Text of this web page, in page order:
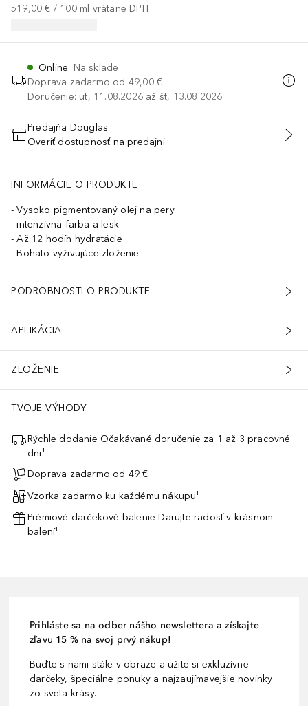
519,00 € / 100 ml vrátane DPH
Online: Na sklade
Doprava zadarmo od 49,00 €
Doručenie: ut, 11.08.2026 až št, 13.08.2026
PRIDAŤ DO KOŠÍKA
Predajňa Douglas
Overiť dostupnosť na predajni
INFORMÁCIE O PRODUKTE
Vysoko pigmentovaný olej na pery
intenzívna farba a lesk
Až 12 hodín hydratácie
Bohato vyživujúce zloženie
PODROBNOSTI O PRODUKTE
APLIKÁCIA
ZLOŽENIE
TVOJE VÝHODY
Rýchle dodanie Očakávané doručenie za 1 až 3 pracovné
dni¹
Doprava zadarmo od 49 €
Vzorka zadarmo ku každému nákupu¹
Prémiové darčekové balenie Darujte radosť v krásnom
balení¹
Prihláste sa na odber nášho newslettera a získajte
zľavu 15 % na svoj prvý nákup!
Buďte s nami stále v obraze a užite si exkluzívne
darčeky, špeciálne ponuky a najzaujímavejšie novinky
zo sveta krásy.